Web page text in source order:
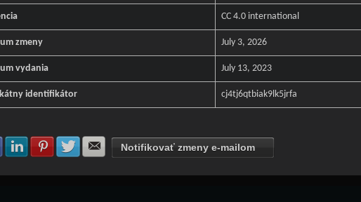
CC 4.0 international
zmeny July 3, 2026
vydania July 13, 2023
identifikátor cj4tj6qtbiak9lk5jrfa
Zdielať na Facebook
Zdielať na LinkedIn
Zdielať na Pinterest
Zdielať na Twitter
Zdielať na E-mail
Notifikovať zmeny e-mailom